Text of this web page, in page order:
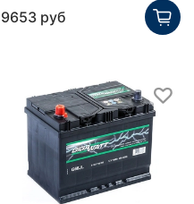
9653 руб